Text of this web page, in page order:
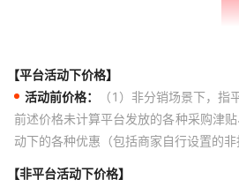
【平台活动下价格】
活动前价格：
（1）非分销场景下，
前述价格未计算平台发放的各种采购津
动下的各种优惠（包括商家自行设置的
【非平台活动下价格】